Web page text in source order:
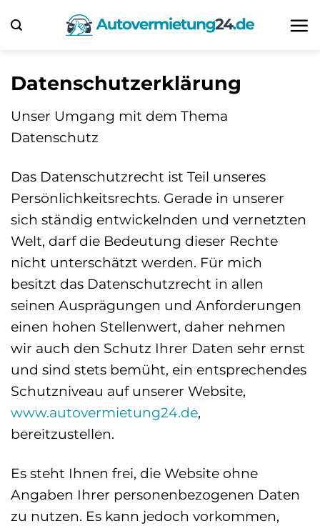
Inhalt
Datenschutzerklärung
Unser Umgang mit dem Thema
Datenschutz
Das Datenschutzrecht ist Teil unseres
Persönlichkeitsrechts. Gerade in unserer
sich ständig entwickelnden und vernetzten
Welt, darf die Bedeutung dieser Rechte
nicht unterschätzt werden. Für mich
besitzt das Datenschutzrecht in allen
seinen Ausprägungen und Anforderungen
einen hohen Stellenwert, daher nehmen
wir auch den Schutz Ihrer Daten sehr ernst
und sind stets bemüht, ein entsprechendes
Schutzniveau auf unserer Website,
www.autovermietung24.de,
bereitzustellen.
Es steht Ihnen frei, die Website ohne
Angaben Ihrer personenbezogenen Daten
zu nutzen. Es kann jedoch vorkommen,